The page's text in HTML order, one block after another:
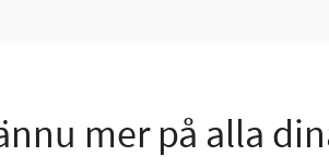
mer på alla